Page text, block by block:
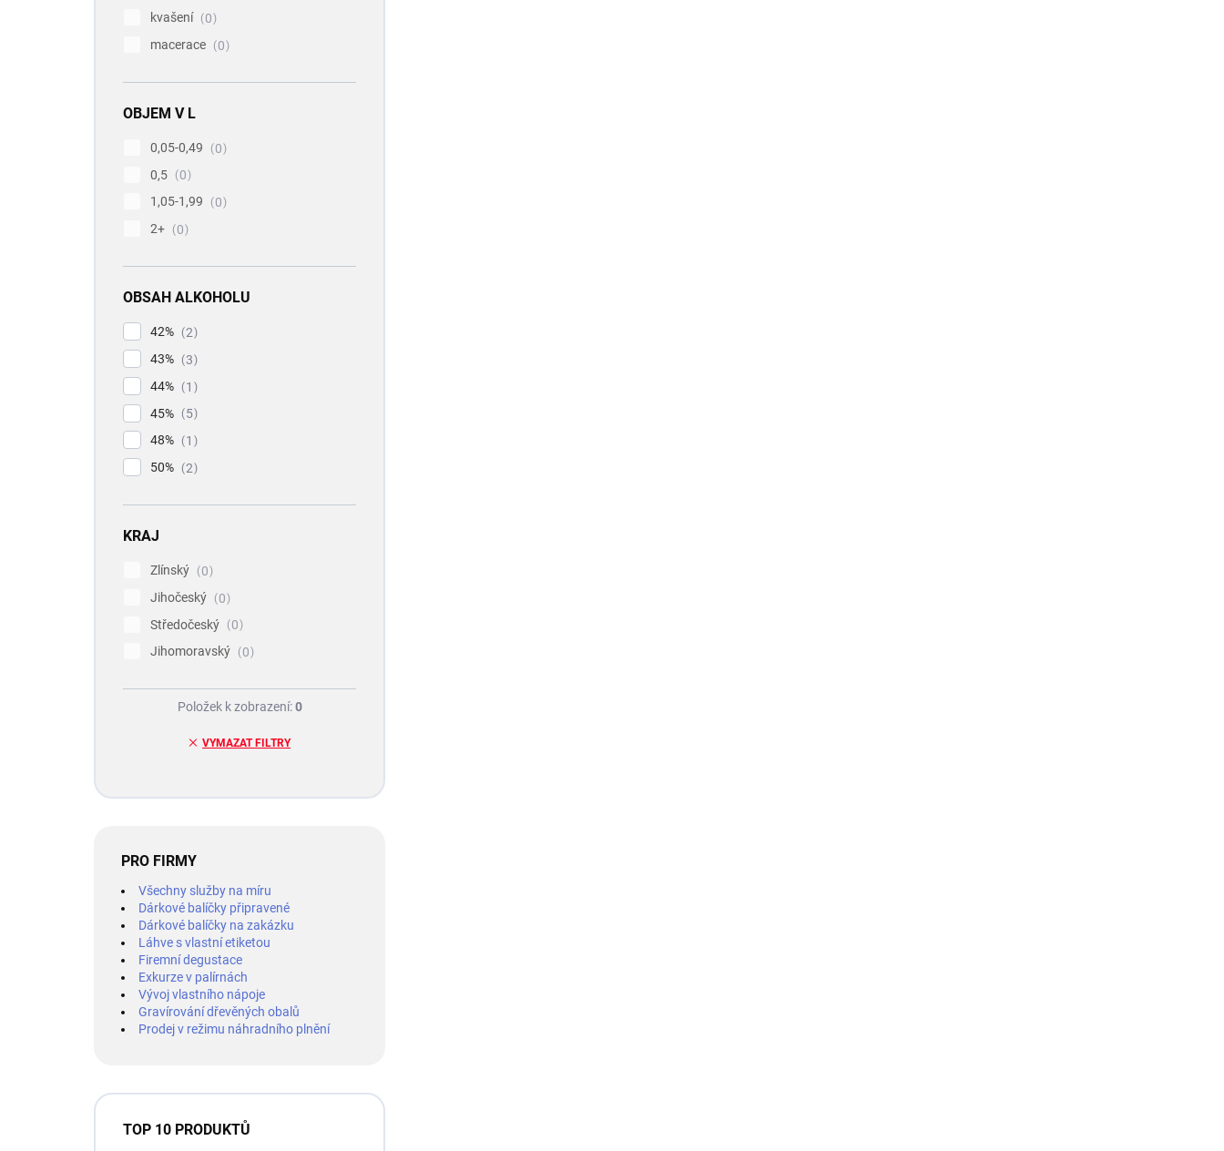
kvašení
0
macerace
0
OBJEM V L
0,05-0,49
0
0,5
0
1,05-1,99
0
2+
0
OBSAH ALKOHOLU
42%
2
43%
3
44%
1
45%
5
48%
1
50%
2
KRAJ
Zlínský
0
Jihočeský
0
Středočeský
0
Jihomoravský
0
VYMAZAT FILTRY
Položek k zobrazení:0
PRO FIRMY
Všechny služby na míru
Dárkové balíčky připravené
Dárkové balíčky na zakázku
Láhve s vlastní etiketou
Firemní degustace
Exkurze v palírnách
Vývoj vlastního nápoje
Gravírování dřevěných obalů
Prodej v režimu náhradního plnění
TOP 10 PRODUKTŮ